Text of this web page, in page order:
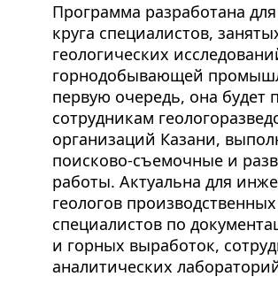
Программа разработана
круга специалистов,
геологических
горнодобывающей
первую очередь, она будет
сотрудникам
организаций Казани,
поисково-съемочные и
работы. Актуальна для
геологов
специалистов по
и горных выработок,
аналитических